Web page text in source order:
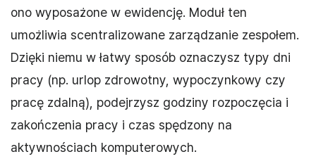
ono wyposażone w ewidencję. Moduł ten
umożliwia scentralizowane zarządzanie zespołem.
Dzięki niemu w łatwy sposób oznaczysz typy dni
pracy (np. urlop zdrowotny, wypoczynkowy czy
pracę zdalną), podejrzysz godziny rozpoczęcia i
zakończenia pracy i czas spędzony na
aktywnościach komputerowych.